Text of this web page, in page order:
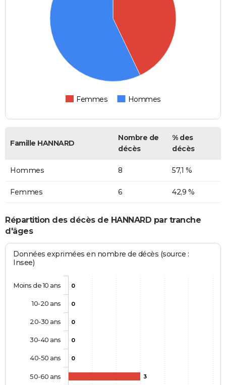
Femmes Hommes
Famille HANNARD
Nombre de
décès
% des
décès
Hommes 8 57,1 %
Femmes 6 42,9 %
Répartition des décès de HANNARD par tranche
d'âges
Données exprimées en nombre de décès (source :
Insee)
0
0
0
0
0
3
Moins de 10 ans
10-20 ans
20-30 ans
30-40 ans
40-50 ans
50-60 ans